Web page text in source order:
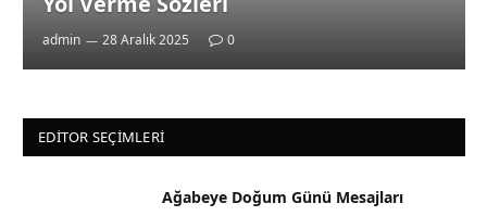
admin 28 Aralık 2025 0
EDITOR SEÇIMLERI
Ağabeye Doğum Günü Mesajları